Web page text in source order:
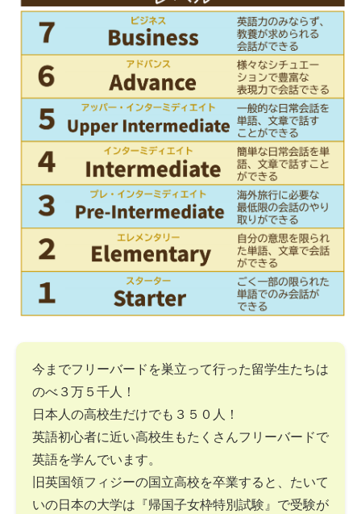
今までフリーバードを巣立って行った留学生たちは
のべ３万５千人！
日本人の高校生だけでも３５０人！
英語初心者に近い高校生もたくさんフリーバードで
英語を学んでいます。
旧英国領フィジーの国立高校を卒業すると、たいて
いの日本の大学は『帰国子女枠特別試験』で受験が